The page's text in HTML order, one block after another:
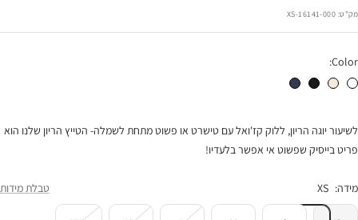
בהנחה
מק"ט: 16141-000-XS
Color:
טייץ קצר לבן טייץ קצר שמנתטייץ קצר שחורטייץ קצר נייבי
לשיעור יוגה הריון, ללוק קז'ואל עם טישרט או פשוט מתחת לשמלה- הטייץ הריון שלנו הוא
פריט בייסיק שפשוט אי אפשר בלעדיו!
מידה: XS טבלת מידות